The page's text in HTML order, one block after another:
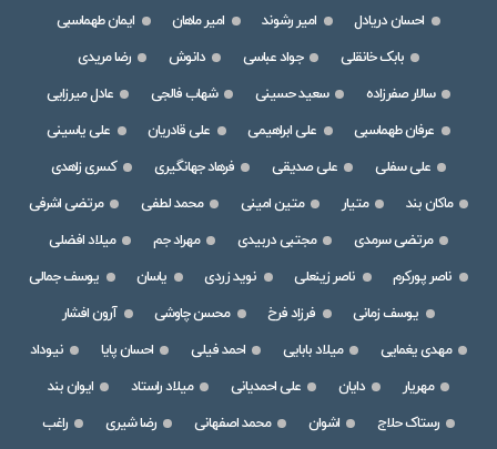
احسان دریادل امیر رشوند امیر ماهان
ایمان طهماسبی
بابک خانقلی
جواد عباسی دانوش
رضا مریدی
سالار صفرزاده
سعید حسینی شهاب فالجی
عادل میرزایی
عرفان طهماسبی
علی ابراهیمی علی قادریان
علی یاسینی
علی سفلی
علی صدیقی فرهاد جهانگیری
کسری زاهدی
ماکان بند
متیار متین امینی محمد لطفی
مرتضی اشرفی
مرتضی سرمدی
مجتبی دربیدی مهراد جم
میلاد افضلی
ناصر پورکرم
ناصر زینعلی نوید زردی یاسان
یوسف جمالی
یوسف زمانی
فرزاد فرخ محسن چاوشی
آرون افشار
مهدی یغمایی
میلاد بابایی احمد فیلی احسان پایا
نیوداد
مهریار
دایان علی احمدیانی میلاد راستاد
ایوان بند
رستاک حلاج
اشوان محمد اصفهانی رضا شیری
راغب